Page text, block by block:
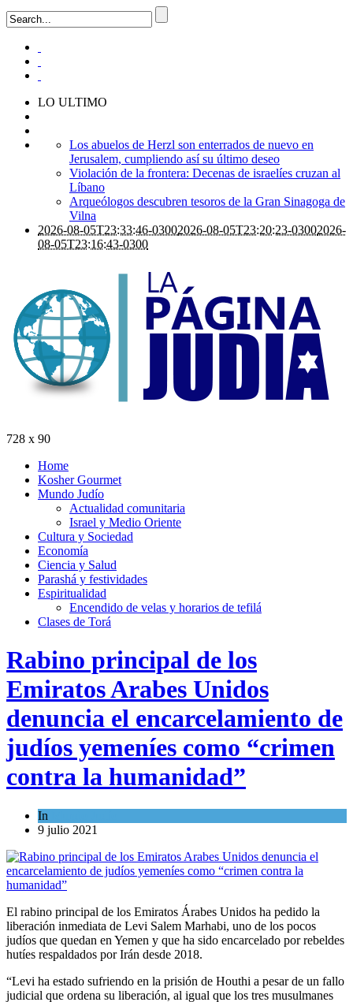
LO ULTIMO
Los abuelos de Herzl son enterrados de nuevo en
Jerusalem, cumpliendo así su último deseo
Violación de la frontera: Decenas de israelíes cruzan al
Líbano
Arqueólogos descubren tesoros de la Gran Sinagoga de
Vilna
2026-08-05T23:33:46-03002026-08-05T23:20:23-03002026-
08-05T23:16:43-0300
728 x 90
Home
Kosher Gourmet
Mundo Judío
Actualidad comunitaria
Israel y Medio Oriente
Cultura y Sociedad
Economía
Ciencia y Salud
Parashá y festividades
Espiritualidad
Encendido de velas y horarios de tefilá
Clases de Torá
Rabino principal de los
Emiratos Arabes Unidos
denuncia el encarcelamiento de
judíos yemeníes como “crimen
contra la humanidad”
In
9 julio 2021
El rabino principal de los Emiratos Árabes Unidos ha pedido la
liberación inmediata de Levi Salem Marhabi, uno de los pocos
judíos que quedan en Yemen y que ha sido encarcelado por rebeldes
hutíes respaldados por Irán desde 2018.
“Levi ha estado sufriendo en la prisión de Houthi a pesar de un fallo
judicial que ordena su liberación, al igual que los tres musulmanes